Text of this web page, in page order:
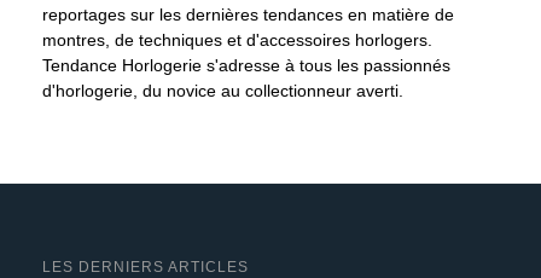
reportages sur les dernières tendances en matière de
montres, de techniques et d'accessoires horlogers.
Tendance Horlogerie s'adresse à tous les passionnés
d'horlogerie, du novice au collectionneur averti.
LES DERNIERS ARTICLES